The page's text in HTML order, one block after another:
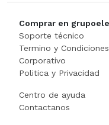
Comprar en
Soporte técnico
Termino y Condiciones
Corporativo
Politica y Privacidad
Centro de ayuda
Contactanos
GUANTE
Hamburguesera
HERVIDOR DE PAST